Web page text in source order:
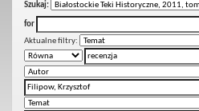
Szukaj:
for
Aktualne filtry: